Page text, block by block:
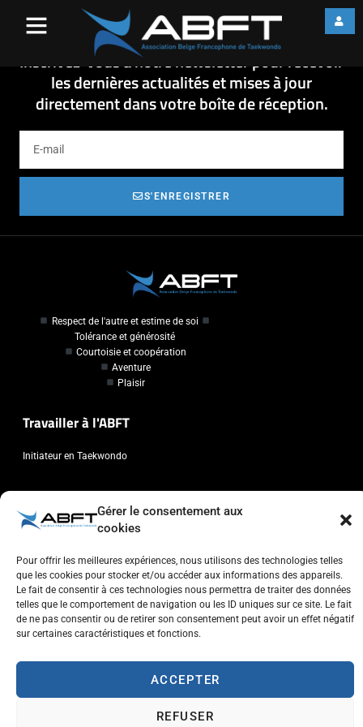
Gérer le consentement aux
cookies
Pour offrir les meilleures expériences, nous utilisons des technologies telles
que les cookies pour stocker et/ou accéder aux informations des appareils.
Le fait de consentir à ces technologies nous permettra de traiter des données
telles que le comportement de navigation ou les ID uniques sur ce site. Le fait
de ne pas consentir ou de retirer son consentement peut avoir un effet négatif
sur certaines caractéristiques et fonctions.
ACCEPTER
REFUSER
OCC POOMSE 2015
Inscrivez-vous à notre newsletter pour recevoir
les dernières actualités et mises à jour
directement dans votre boîte de réception.
S'ENREGISTRER
Respect de l'autre et estime de soi
Tolérance et générosité
Courtoisie et coopération
Aventure
Plaisir
Travailler à l'ABFT
Initiateur en Taekwondo
Contact
Association Belge Francophone de Taekwondo
info@abft.be
+32 (0)2 347 34 77
Copyright © 2023 ABFT.BE – Tous droits réservés